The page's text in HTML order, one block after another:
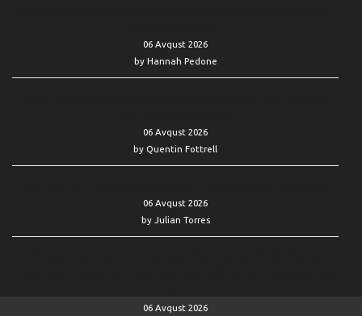
06 Avqust 2026
by Hannah Pedone
06 Avqust 2026
by Quentin Fottrell
06 Avqust 2026
by Julian Torres
06 Avqust 2026